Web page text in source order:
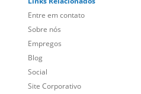
Links Relacionados
Entre em contato
Sobre nós
Empregos
Blog
Social